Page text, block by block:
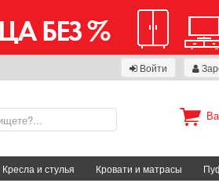
Войти
Кресла и стулья Кровати и матрасы